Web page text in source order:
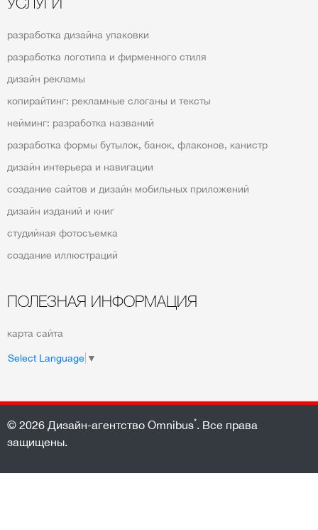
разработка дизайна упаковки
разработка логотипа и фирменного стиля
дизайн рекламы
копирайтинг: рекламные слоганы и тексты
нейминг: разработка названий
разработка формы бутылок, банок, флаконов, канистр
дизайн интерьера и навигации
создание сайтов и дизайн мобильных приложений
дизайн изданий и книг
студийная фотосъемка
создание иллюстраций
ПОЛЕЗНАЯ ИНФОРМАЦИЯ
карта сайта
Select Language ▼
© 2026 Дизайн-агентство Omnibus*. Все права
защищены.